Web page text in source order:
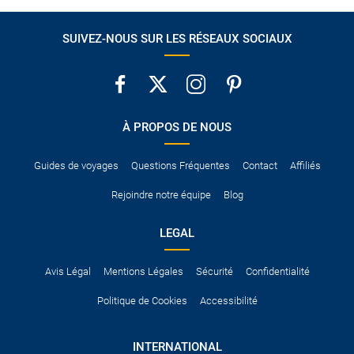
SUIVEZ-NOUS SUR LES RÉSEAUX SOCIAUX
À PROPOS DE NOUS
Guides de voyages Questions Fréquentes Contact Affiliés
Rejoindre notre équipe Blog
LEGAL
Avis Légal Mentions Légales Sécurité Confidentialité
Politique de Cookies Accessibilité
INTERNATIONAL